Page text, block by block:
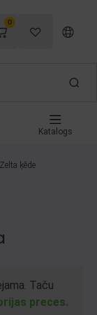
0
Katalogs
Zelta ķēde
Taču
preces.